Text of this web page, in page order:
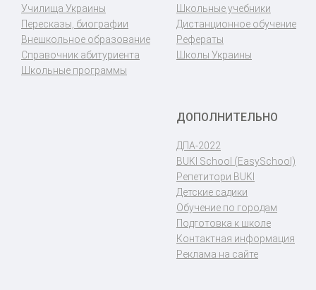
Училища Украины
Пересказы, биографии
Внешкольное образование
Справочник абитуриента
Школьные программы
Школьные учебники
Дистанционное обучение
Рефераты
Школы Украины
ДОПОЛНИТЕЛЬНО
ДПА-2022
BUKI School (EasySchool)
Репетитори BUKI
Детские садики
Обучение по городам
Подготовка к школе
Контактная информация
Реклама на сайте